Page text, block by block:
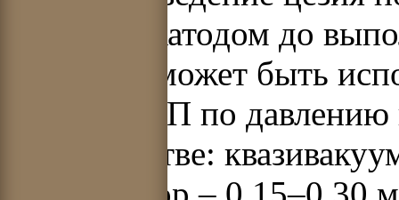
анодом и катодом до
При этом может быть
работы ТЭП по
пространстве: